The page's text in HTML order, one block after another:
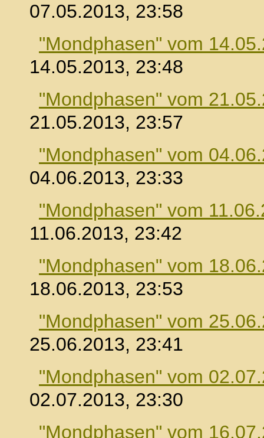
07.05.2013, 23:58
"Mondphasen" vom
14.05.2013, 23:48
"Mondphasen" vom
21.05.2013, 23:57
"Mondphasen" vom
04.06.2013, 23:33
"Mondphasen" vom
11.06.2013, 23:42
"Mondphasen" vom
18.06.2013, 23:53
"Mondphasen" vom
25.06.2013, 23:41
"Mondphasen" vom
02.07.2013, 23:30
"Mondphasen" vom